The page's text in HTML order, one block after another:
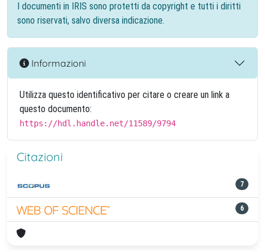
I documenti in IRIS sono protetti da copyright e tutti i diritti
sono riservati, salvo diversa indicazione.
Informazioni
Utilizza questo identificativo per citare o creare un link a
questo documento:
https://hdl.handle.net/11589/9794
Citazioni
7
6